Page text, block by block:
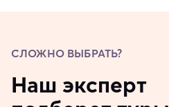
СЛОЖНО ВЫБРАТЬ?
Наш эксперт